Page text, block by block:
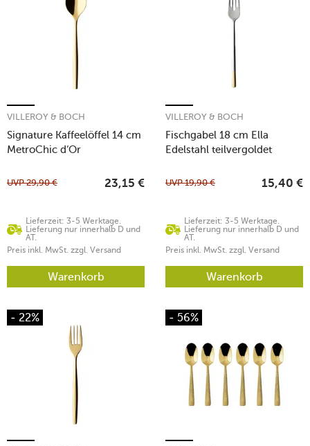
Signature Kaffeelöffel 14 cm
MetroChic d‘Or
VILLEROY & BOCH
Lieferzeit: 3-5 Werktage.
Lieferung nur innerhalb D und
AT.
UVP29,90 € 23,15 €
Preis inkl. MwSt. zzgl. Versand
Warenkorb
Fischgabel 18 cm Ella
Edelstahl teilvergoldet
VILLEROY & BOCH
Lieferzeit: 3-5 Werktage.
Lieferung nur innerhalb D und
AT.
UVP19,90 € 15,40 €
Preis inkl. MwSt. zzgl. Versand
Warenkorb
- 22% - 56%